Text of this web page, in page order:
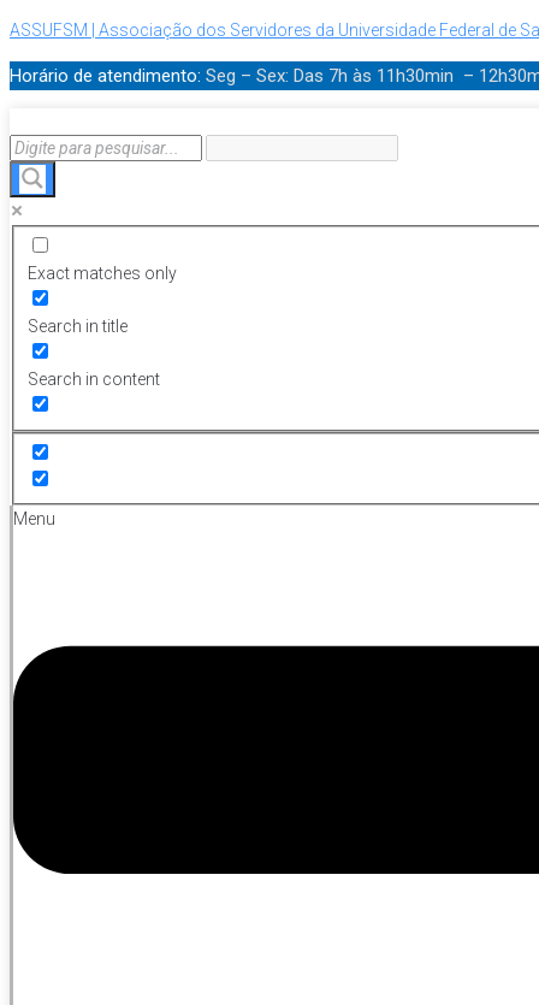
ASSUFSM | Associação dos Servidores da Universidade Federal de
Horário de atendimento: Seg – Sex: Das 7h às 11h30min –
Exact matches only
Search in title
Search in content
Menu